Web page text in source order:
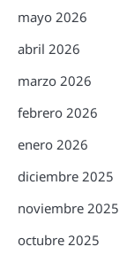
mayo 2026
abril 2026
marzo 2026
febrero 2026
enero 2026
diciembre 2025
noviembre 2025
octubre 2025